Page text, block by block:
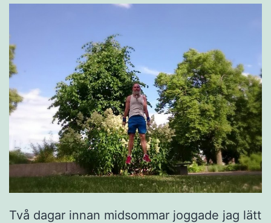
Två dagar innan midsommar joggade jag lätt